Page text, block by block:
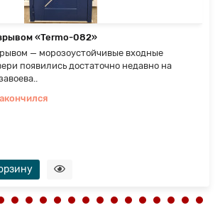
«Termo-082»
— морозоустойчивые входные
появились достаточно недавно на